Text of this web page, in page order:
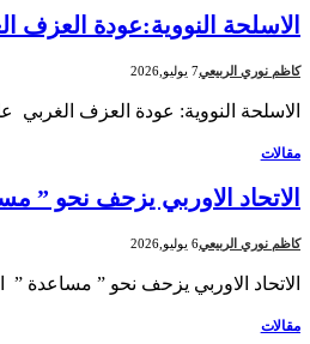
الاسلحة النووية:عودة
كاظم نوري الربيعي7 يوليو,2026
الاسلحة النووية: عودة العزف
مقالات
الاتحاد الاوربي يزحف نحو ”
كاظم نوري الربيعي6 يوليو,2026
الاتحاد الاوربي يزحف نحو ” مساعدة ”
مقالات